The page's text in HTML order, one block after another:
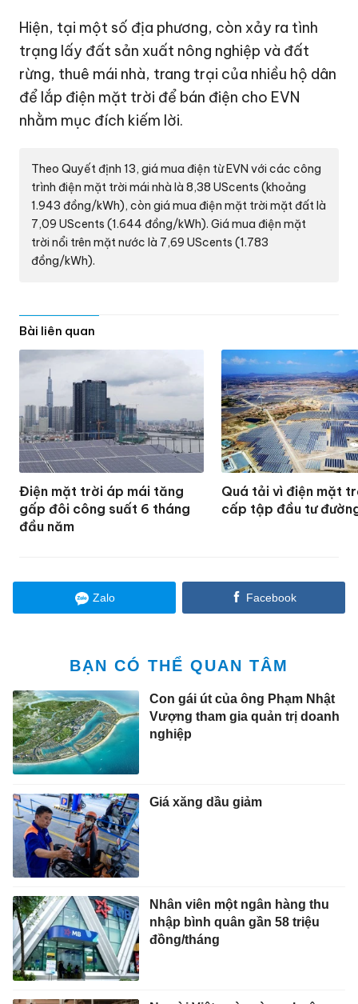
Hiện, tại một số địa phương, còn xảy ra tình
trạng lấy đất sản xuất nông nghiệp và đất
rừng, thuê mái nhà, trang trại của nhiều hộ dân
để lắp điện mặt trời để bán điện cho EVN
nhằm mục đích kiếm lời.
Theo Quyết định 13, giá mua điện từ EVN với các công
trình điện mặt trời mái nhà là 8,38 UScents (khoảng
1.943 đồng/kWh), còn giá mua điện mặt trời mặt đất là
7,09 UScents (1.644 đồng/kWh). Giá mua điện mặt
trời nổi trên mặt nước là 7,69 UScents (1.783
đồng/kWh).
Bài liên quan
Điện mặt trời áp mái tăng
gấp đôi công suất 6 tháng
đầu năm
Quá tải vì điện mặt
cấp tập đầu tư
Zalo Facebook
BẠN CÓ THỂ QUAN TÂM
Con gái út của ông Phạm Nhật
Vượng tham gia quản trị doanh
nghiệp
Giá xăng dầu giảm
Nhân viên một ngân hàng thu
nhập bình quân gần 58 triệu
đồng/tháng